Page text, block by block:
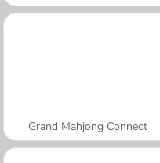
Grand Mahjong Connect